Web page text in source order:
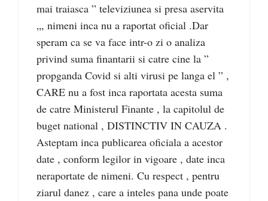
mai traiasca ” televiziunea si presa aservita
„, nimeni inca nu a raportat oficial .Dar
speram ca se va face intr-o zi o analiza
privind suma finantarii si catre cine la ”
propganda Covid si alti virusi pe langa el ” ,
CARE nu a fost inca raportata acesta suma
de catre Ministerul Finante , la capitolul de
buget national , DISTINCTIV IN CAUZA .
Asteptam inca publicarea oficiala a acestor
date , conform legilor in vigoare , date inca
neraportate de nimeni. Cu respect , pentru
ziarul danez , care a inteles pana unde poate